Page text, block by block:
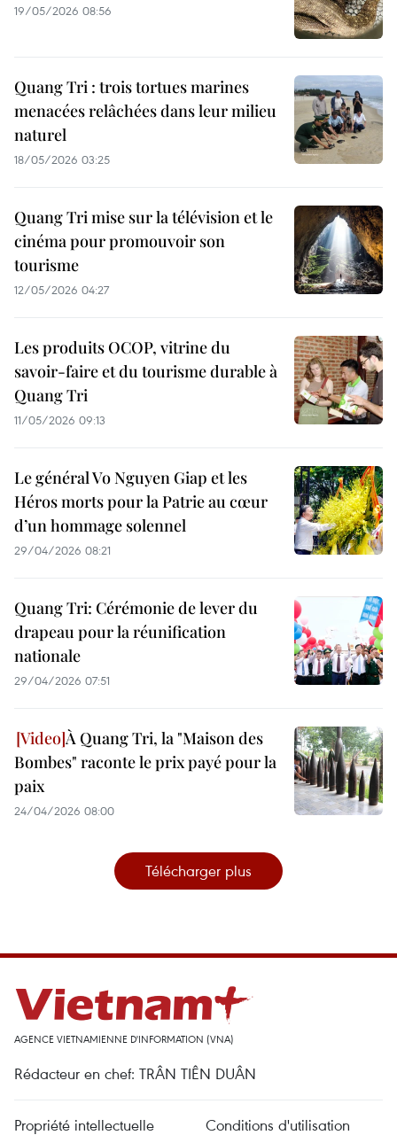
19/05/2026 08:56
Quang Tri : trois tortues marines
menacées relâchées dans leur milieu
naturel
18/05/2026 03:25
Quang Tri mise sur la télévision et le
cinéma pour promouvoir son
tourisme
12/05/2026 04:27
Les produits OCOP, vitrine du
savoir-faire et du tourisme durable à
Quang Tri
11/05/2026 09:13
Le général Vo Nguyen Giap et les
Héros morts pour la Patrie au cœur
d’un hommage solennel
29/04/2026 08:21
Quang Tri: Cérémonie de lever du
drapeau pour la réunification
nationale
29/04/2026 07:51
À Quang Tri, la "Maison des
Bombes" raconte le prix payé pour la
paix
24/04/2026 08:00
Télécharger plus
AGENCE VIETNAMIENNE D'INFORMATION (VNA)
Rédacteur en chef: TRÂN TIÊN DUÂN
Propriété intellectuelle Conditions d'utilisation